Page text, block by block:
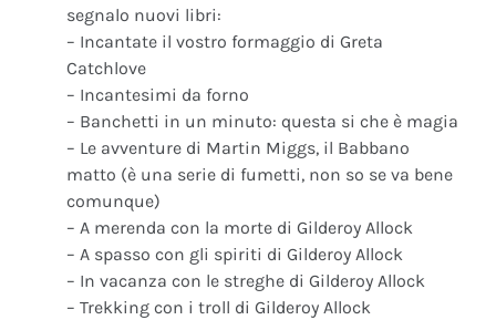
segnalo nuovi libri:
– Incantate il vostro formaggio di Greta
Catchlove
– Incantesimi da forno
– Banchetti in un minuto: questa si che è magia
– Le avventure di Martin Miggs, il Babbano
matto (è una serie di fumetti, non so se va bene
comunque)
– A merenda con la morte di Gilderoy Allock
– A spasso con gli spiriti di Gilderoy Allock
– In vacanza con le streghe di Gilderoy Allock
– Trekking con i troll di Gilderoy Allock